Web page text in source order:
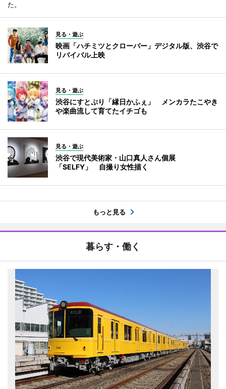
た。
見る・遊ぶ
映画「ハチミツとクローバー」デジタル版、渋谷で
リバイバル上映
見る・遊ぶ
渋谷にすとぷり「縁日かふぇ」 メンカラたこやき
や楽曲流して育てたイチゴも
見る・遊ぶ
渋谷で現代美術家・山口真人さん個展
「SELFY」 自撮り女性描く
もっと見る
暮らす・働く